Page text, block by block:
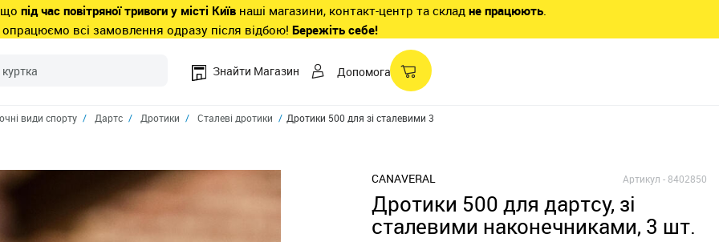
що під час повітряної тривоги у місті Київ наші магазини, контакт-центр та склад не працюють.
всі замовлення одразу після відбою! Бережіть себе!
Знайти Магазин Допомога
види спорту Дартс Дротики Сталеві дротики Дротики 500 для зі сталевими 3
CANAVERAL Артикул -8402850
Дротики 500 для дартсу, зі
сталевими наконечниками, 3 шт.